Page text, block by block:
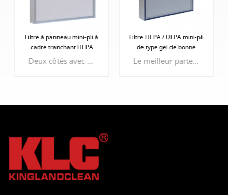
Filtre à panneau mini-pli à
cadre tranchant HEPA
Deux côtés avec protection faciale époxy pour protéger le média filtrant
APPRENDRE
ENCORE PLUS
Filtre HEPA / ULPA mini-pli
de type gel de bonne
étanchéité
Le meilleur partenaire du cadre tranchant, des performances d'étanchéité plus efficaces et efficientes.